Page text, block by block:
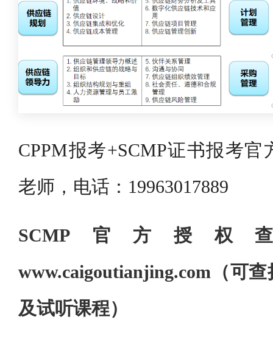
CPPM报考+SCMP证书报考
老师，电话：19963017889
SCMP官方授权
www.caigoutianjing.com（可
及试听课程）